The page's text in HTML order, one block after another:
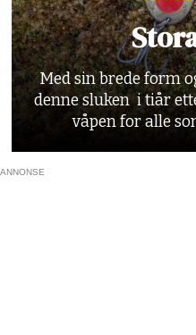
Med sin brede form
denne sluken i tiår
våpen for alle
ANNONSE